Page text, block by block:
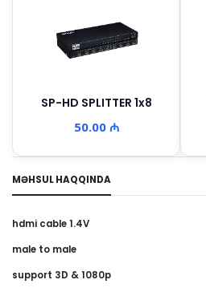
SP-HD SPLITTER 1x8
50.00 ₼
MƏHSUL HAQQINDA
hdmi cable 1.4V
male to male
support 3D & 1080p